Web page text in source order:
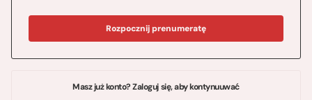
Rozpocznij prenumeratę
Masz już konto? Zaloguj się, aby kontynuuwać